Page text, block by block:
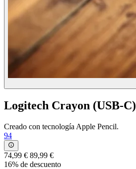
Logitech Crayon (USB-C)
Creado con tecnología Apple Pencil.
94
74,99 € 89,99 €
16% de descuento